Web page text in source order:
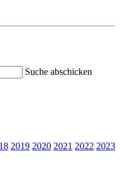
Suche abschicken
2019 2020 2021 2022 2023